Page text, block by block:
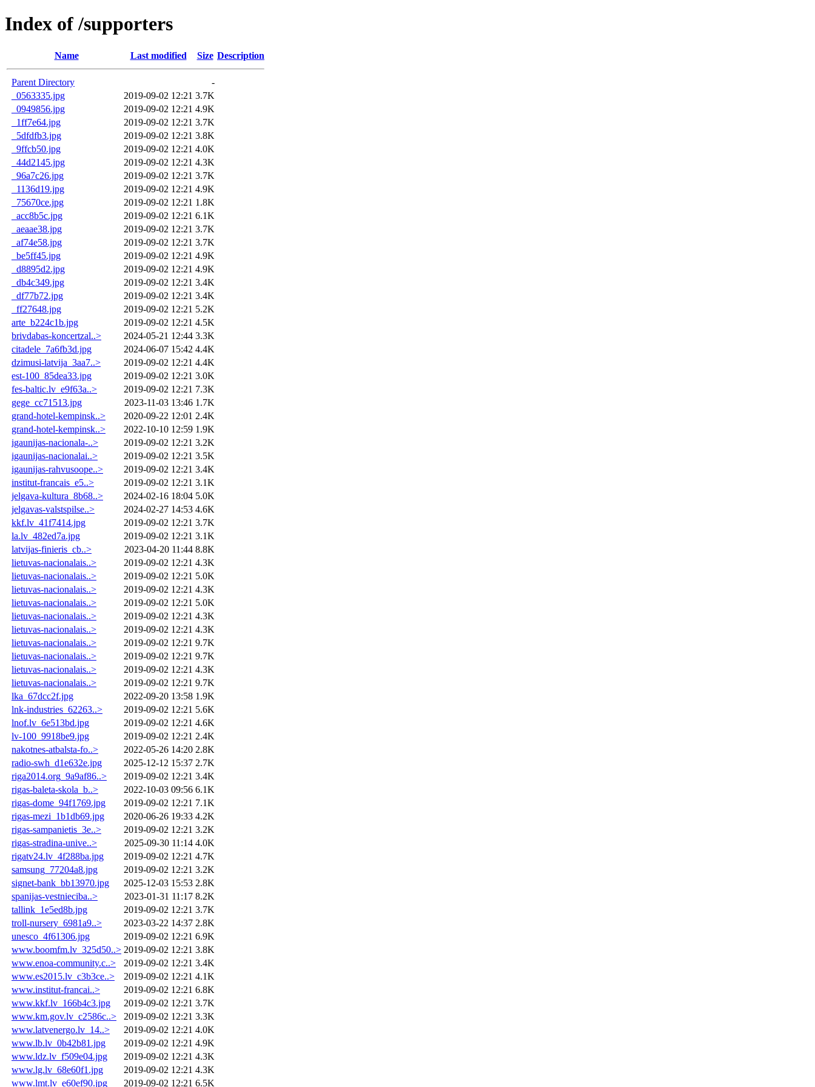
Index of /supporters
Name Last modified Size Description
Parent Directory
-
_0563335.jpg
2019-09-02 12:21 3.7K
_0949856.jpg
2019-09-02 12:21 4.9K
_1ff7e64.jpg
2019-09-02 12:21 3.7K
_5dfdfb3.jpg
2019-09-02 12:21 3.8K
_9ffcb50.jpg
2019-09-02 12:21 4.0K
_44d2145.jpg
2019-09-02 12:21 4.3K
_96a7c26.jpg
2019-09-02 12:21 3.7K
_1136d19.jpg
2019-09-02 12:21 4.9K
_75670ce.jpg
2019-09-02 12:21 1.8K
_acc8b5c.jpg
2019-09-02 12:21 6.1K
_aeaae38.jpg
2019-09-02 12:21 3.7K
_af74e58.jpg
2019-09-02 12:21 3.7K
_be5ff45.jpg
2019-09-02 12:21 4.9K
_d8895d2.jpg
2019-09-02 12:21 4.9K
_db4c349.jpg
2019-09-02 12:21 3.4K
_df77b72.jpg
2019-09-02 12:21 3.4K
_ff27648.jpg
2019-09-02 12:21 5.2K
arte_b224c1b.jpg
2019-09-02 12:21 4.5K
brivdabas-koncertzal..>
2024-05-21 12:44 3.3K
citadele_7a6fb3d.jpg
2024-06-07 15:42 4.4K
dzimusi-latvija_3aa7..>
2019-09-02 12:21 4.4K
est-100_85dea33.jpg
2019-09-02 12:21 3.0K
fes-baltic.lv_e9f63a..>
2019-09-02 12:21 7.3K
gege_cc71513.jpg
2023-11-03 13:46 1.7K
grand-hotel-kempinsk..>
2020-09-22 12:01 2.4K
grand-hotel-kempinsk..>
2022-10-10 12:59 1.9K
igaunijas-nacionala-..>
2019-09-02 12:21 3.2K
igaunijas-nacionalai..>
2019-09-02 12:21 3.5K
igaunijas-rahvusoope..>
2019-09-02 12:21 3.4K
institut-francais_e5..>
2019-09-02 12:21 3.1K
jelgava-kultura_8b68..>
2024-02-16 18:04 5.0K
jelgavas-valstspilse..>
2024-02-27 14:53 4.6K
kkf.lv_41f7414.jpg
2019-09-02 12:21 3.7K
la.lv_482ed7a.jpg
2019-09-02 12:21 3.1K
latvijas-finieris_cb..>
2023-04-20 11:44 8.8K
lietuvas-nacionalais..>
2019-09-02 12:21 4.3K
lietuvas-nacionalais..>
2019-09-02 12:21 5.0K
lietuvas-nacionalais..>
2019-09-02 12:21 4.3K
lietuvas-nacionalais..>
2019-09-02 12:21 5.0K
lietuvas-nacionalais..>
2019-09-02 12:21 4.3K
lietuvas-nacionalais..>
2019-09-02 12:21 4.3K
lietuvas-nacionalais..>
2019-09-02 12:21 9.7K
lietuvas-nacionalais..>
2019-09-02 12:21 9.7K
lietuvas-nacionalais..>
2019-09-02 12:21 4.3K
lietuvas-nacionalais..>
2019-09-02 12:21 9.7K
lka_67dcc2f.jpg
2022-09-20 13:58 1.9K
lnk-industries_62263..>
2019-09-02 12:21 5.6K
lnof.lv_6e513bd.jpg
2019-09-02 12:21 4.6K
lv-100_9918be9.jpg
2019-09-02 12:21 2.4K
nakotnes-atbalsta-fo..>
2022-05-26 14:20 2.8K
radio-swh_d1e632e.jpg
2025-12-12 15:37 2.7K
riga2014.org_9a9af86..>
2019-09-02 12:21 3.4K
rigas-baleta-skola_b..>
2022-10-03 09:56 6.1K
rigas-dome_94f1769.jpg
2019-09-02 12:21 7.1K
rigas-mezi_1b1db69.jpg
2020-06-26 19:33 4.2K
rigas-sampanietis_3e..>
2019-09-02 12:21 3.2K
rigas-stradina-unive..>
2025-09-30 11:14 4.0K
rigatv24.lv_4f288ba.jpg
2019-09-02 12:21 4.7K
samsung_77204a8.jpg
2019-09-02 12:21 3.2K
signet-bank_bb13970.jpg
2025-12-03 15:53 2.8K
spanijas-vestnieciba..>
2023-01-31 11:17 8.2K
tallink_1e5ed8b.jpg
2019-09-02 12:21 3.7K
troll-nursery_6981a9..>
2023-03-22 14:37 2.8K
unesco_4f61306.jpg
2019-09-02 12:21 6.9K
www.boomfm.lv_325d50..> 2019-09-02 12:21 3.8K
www.enoa-community.c..>
2019-09-02 12:21 3.4K
www.es2015.lv_c3b3ce..>
2019-09-02 12:21 4.1K
www.institut-francai..>
2019-09-02 12:21 6.8K
www.kkf.lv_166b4c3.jpg
2019-09-02 12:21 3.7K
www.km.gov.lv_c2586c..>
2019-09-02 12:21 3.3K
www.latvenergo.lv_14..>
2019-09-02 12:21 4.0K
www.lb.lv_0b42b81.jpg
2019-09-02 12:21 4.9K
www.ldz.lv_f509e04.jpg
2019-09-02 12:21 4.3K
www.lg.lv_68e60f1.jpg
2019-09-02 12:21 4.3K
www.lmt.lv_e60ef90.jpg
2019-09-02 12:21 6.5K